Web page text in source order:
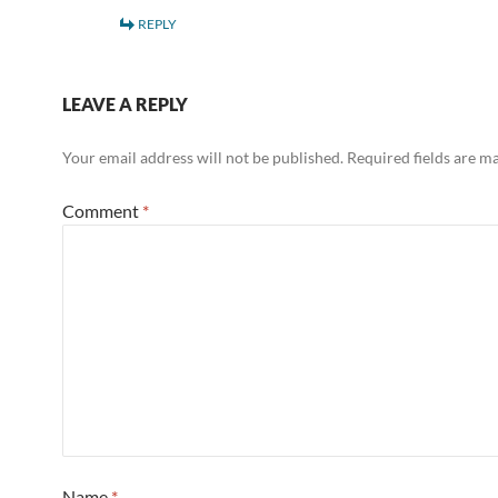
REPLY
LEAVE A REPLY
Your email address will not be published. Required fields are
Comment *